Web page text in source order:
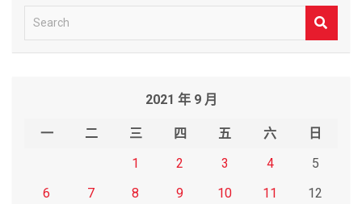
e
2021 年 9 月
一 二 三 四 五 六
日
1
2 3 4
5
6
7 8 9 10 11
12